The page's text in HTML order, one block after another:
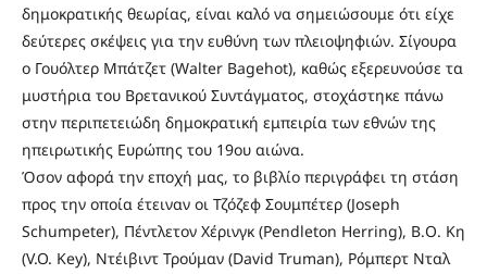
δημοκρατικής θεωρίας, είναι καλό να σημειώσουμε ότι είχε
δεύτερες σκέψεις για την ευθύνη των πλειοψηφιών. Σίγουρα
ο Γουόλτερ Μπάτζετ (Walter Bagehot), καθώς εξερευνούσε τα
μυστήρια του Βρετανικού Συντάγματος, στοχάστηκε πάνω
στην περιπετειώδη δημοκρατική εμπειρία των εθνών της
ηπειρωτικής Ευρώπης του 19ου αιώνα.
Όσον αφορά την εποχή μας, το βιβλίο περιγράφει τη στάση
προς την οποία έτειναν οι Τζόζεφ Σουμπέτερ (Joseph
Schumpeter), Πέντλετον Χέρινγκ (Pendleton Herring), Β.Ο. Κη
(V.O. Key), Ντέιβιντ Τρούμαν (David Truman), Ρόμπερτ Νταλ